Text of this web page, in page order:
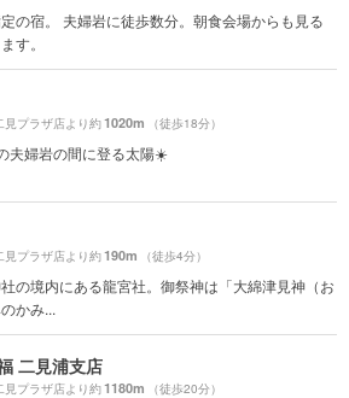
の宿。 夫婦岩に徒歩数分。朝食会場からも見る
す。
見プラザ店より約1020m （徒歩18分）
夫婦岩の間に登る太陽☀️
見プラザ店より約190m （徒歩4分）
の境内にある龍宮社。御祭神は「大綿津見神（お
かみ...
二見浦支店
見プラザ店より約1180m （徒歩20分）